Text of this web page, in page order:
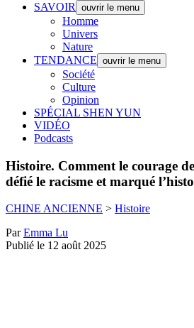
SAVOIR
ouvrir le menu
Homme
Univers
Nature
TENDANCE ouvrir le menu
Société
Culture
Opinion
SPÉCIAL SHEN YUN
VIDÉO
Podcasts
Histoire. Comment le courage
défié le racisme et marqué
CHINE ANCIENNE > Histoire
ParEmma Lu
Publié le 12 août 2025